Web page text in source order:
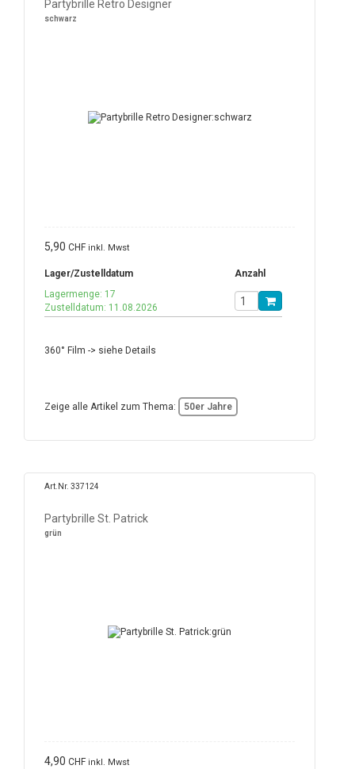
Partybrille Retro Designer
schwarz
5,90 CHF inkl. Mwst
Lager/Zustelldatum
Anzahl
Lagermenge: 17
Zustelldatum: 11.08.2026
360° Film -> siehe Details
Zeige alle Artikel zum Thema: 50er Jahre
Art.Nr. 337124
Partybrille St. Patrick
grün
4,90 CHF inkl. Mwst